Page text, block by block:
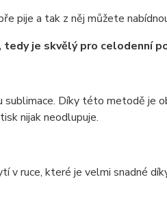
pije a tak z něj můžete
je skvělý pro celodenní
Díky této metodě je
nijak neodlupuje.
v ruce, které je velmi snadné